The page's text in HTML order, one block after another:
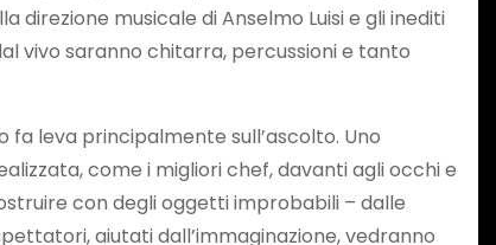
direzione musicale di Anselmo Luisi e gli inediti
vivo saranno chitarra, percussioni e tanto
leva principalmente sull’ascolto. Uno
come i migliori chef, davanti agli occhi e
con degli oggetti improbabili – dalle
aiutati dall’immaginazione, vedranno